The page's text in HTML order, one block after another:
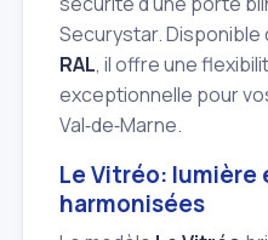
Securystar. Disponible
RAL, il offre une
exceptionnelle pour
Val‑de‑Marne.
Le Vitréo:
harmonisées